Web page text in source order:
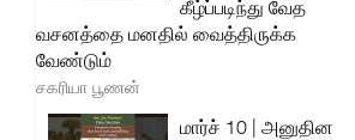
கீழ்ப்படிந்து வேத
வசனத்தை மனதில் வைத்திருக்க
வேண்டும்
சகரியா பூணன்
மார்ச் 10 | அனுதின